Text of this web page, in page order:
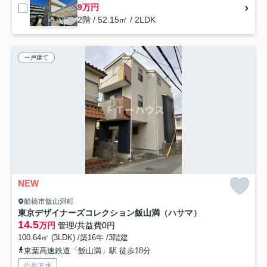
9万円
2階 / 52.15㎡ / 2LDK
一戸建て
NEW
船橋市飯山満町
東京デザイナーズコレクション飯山満（ハサマ）
14.5万円 管理/共益費0円
100.64㎡ (3LDK) /築16年 /3階建
東葉高速鉄道「飯山満」駅 徒歩18分